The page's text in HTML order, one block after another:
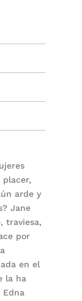
placer,
arde y
Jane
traviesa,
por
en el
la ha
Edna